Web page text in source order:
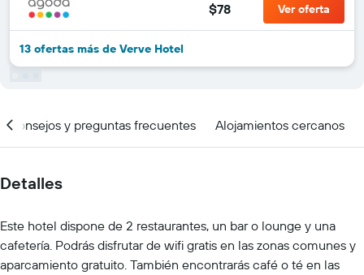
$78 Ver oferta
13 ofertas más de Verve Hotel
Consejos y preguntas frecuentes Alojamientos cercanos
Detalles
Este hotel dispone de 2 restaurantes, un bar o lounge y una
cafetería. Podrás disfrutar de wifi gratis en las zonas comunes y
aparcamiento gratuito. También encontrarás café o té en las